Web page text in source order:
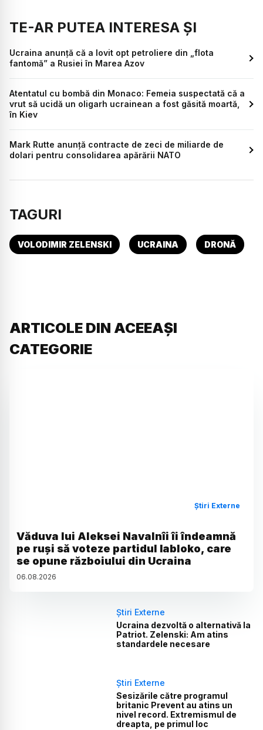
TE-AR PUTEA INTERESA ȘI
Ucraina anunță că a lovit opt petroliere din „flota
fantomă” a Rusiei în Marea Azov
Atentatul cu bombă din Monaco: Femeia suspectată că a
vrut să ucidă un oligarh ucrainean a fost găsită moartă,
în Kiev
Mark Rutte anunță contracte de zeci de miliarde de
dolari pentru consolidarea apărării NATO
TAGURI
VOLODIMIR ZELENSKI UCRAINA DRONĂ
ARTICOLE DIN ACEEAȘI
CATEGORIE
Știri Externe
Văduva lui Aleksei Navalnîi îi îndeamnă
pe ruși să voteze partidul Iabloko, care
se opune războiului din Ucraina
06.08.2026
Știri Externe
Ucraina dezvoltă o alternativă la
Patriot. Zelenski: Am atins
standardele necesare
Știri Externe
Sesizările către programul
britanic Prevent au atins un
nivel record. Extremismul de
dreapta, pe primul loc